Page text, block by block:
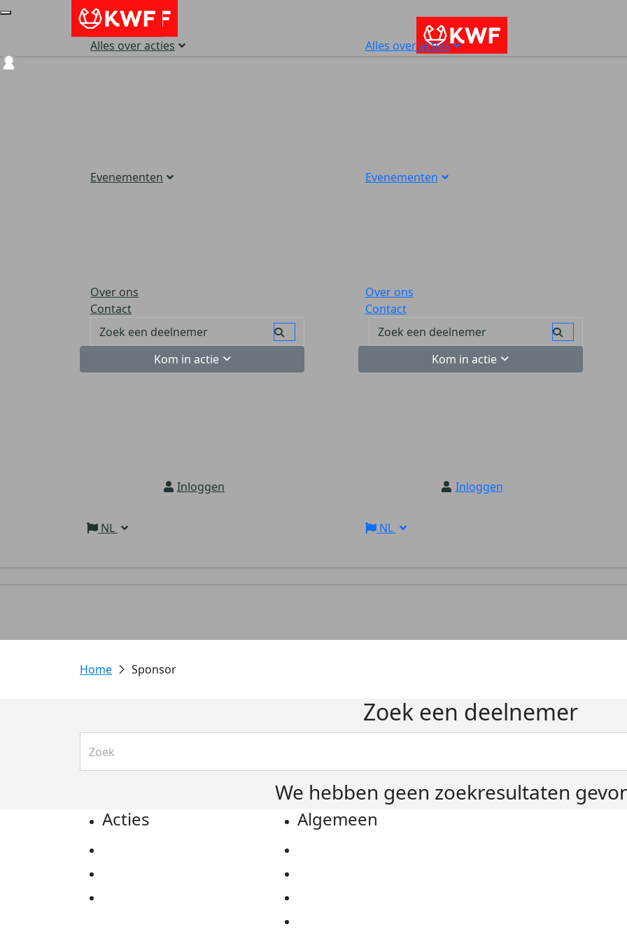
Alles over acties
Evenementen
Over ons
Contact
Kom in actie
Inloggen
NL
Alles over acties
Evenementen
Over ons
Contact
Kom in actie
Inloggen
NL
Sponsor
Zoek een deelnemer
We hebben geen zoekresultaten
Acties Algemeen